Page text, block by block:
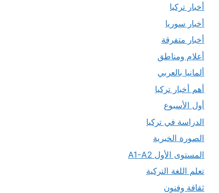
أخبار تركيا
أخبار سوريا
أخبار متفرقة
أعلام ومناطق
ألمانيا بالعربي
أهم أخبار تركيا
أول الأسبوع
الدراسة في تركيا
الصورة الخبرية
المستوى الأول A1-A2
تعلم اللغة التركية
ثقافة وفنون